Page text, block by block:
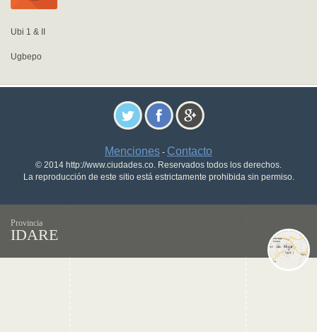
Ubi 1 & II
Ugbepo
Menciones - Contacto
© 2014 http://www.ciudades.co. Reservados todos los derechos.
La reproducción de este sitio está estrictamente prohibida sin permiso.
Provincia
IDARE